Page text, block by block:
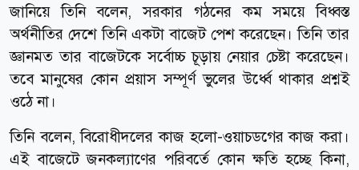
জানিয়ে তিনি বলেন, সরকার গঠনের কম সময়ে বিধ্বস্ত
অর্থনীতির দেশে তিনি একটা বাজেট পেশ করেছেন। তিনি তার
জ্ঞানমত তার বাজেটকে সর্বোচ্চ চূড়ায় নেয়ার চেষ্টা করেছেন।
তবে মানুষের কোন প্রয়াস সম্পূর্ণ ভুলের উর্ধ্বে থাকার প্রশ্নই
ওঠে না।
তিনি বলেন, বিরোধীদলের কাজ হলো-ওয়াচডগের কাজ করা।
এই বাজেটে জনকল্যাণের পরিবর্তে কোন ক্ষতি হচ্ছে কিনা,